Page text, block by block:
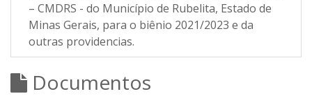
– CMDRS - do Município de Rubelita, Estado de
Minas Gerais, para o biênio 2021/2023 e da
outras providencias.
Documentos